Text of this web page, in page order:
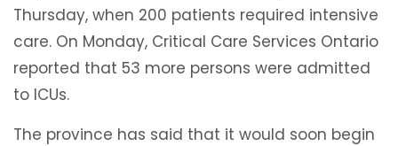
Thursday, when 200 patients required intensive
care. On Monday, Critical Care Services Ontario
reported that 53 more persons were admitted
to ICUs.
The province has said that it would soon begin